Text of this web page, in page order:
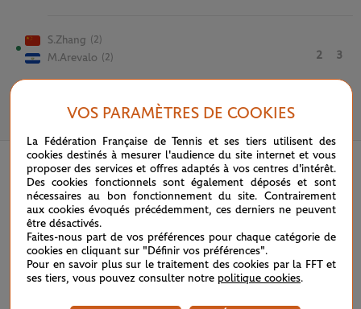
S.Zhang (2)
M.Arevalo (2) 2 3
4 JUIN 2025
VOS PARAMÈTRES DE COOKIES
La Fédération Française de Tennis et ses tiers utilisent des
cookies destinés à mesurer l'audience du site internet et vous
proposer des services et offres adaptés à vos centres d'intérêt.
Des cookies fonctionnels sont également déposés et sont
nécessaires au bon fonctionnement du site. Contrairement
aux cookies évoqués précédemment, ces derniers ne peuvent
être désactivés.
Faites-nous part de vos préférences pour chaque catégorie de
cookies en cliquant sur "Définir vos préférences".
Pour en savoir plus sur le traitement des cookies par la FFT et
ses tiers, vous pouvez consulter notre politique cookies.